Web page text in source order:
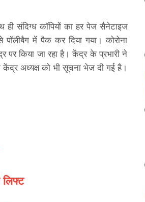
संदिग्ध कॉपियों का हर पेज सैनेटाइज
में पैक कर दिया गया। कोरोना
किया जा रहा है। केंद्र के प्रभारी ने
अध्यक्ष को भी सूचना भेज दी गई है।
लिफ्ट